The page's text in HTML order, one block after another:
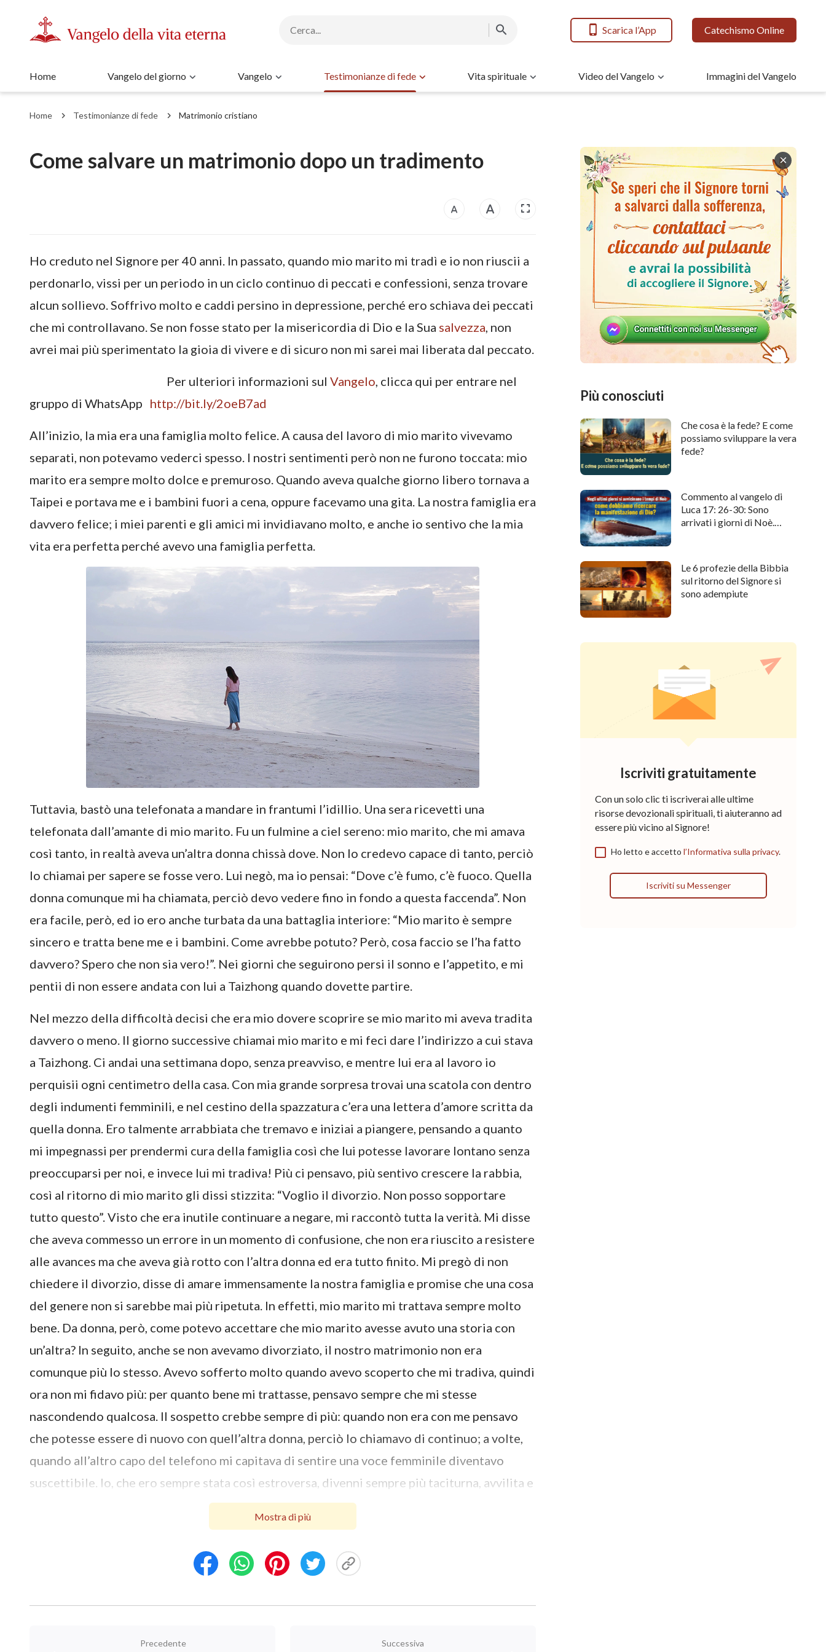
Scarica l’App Catechismo Online
Home Vangelo del giorno Vangelo Testimonianze di fede Vita spirituale Video del Vangelo Immagini del Vangelo
Home Testimonianze di fede Matrimonio cristiano
Come salvare un matrimonio dopo un tradimento
Ho creduto nel Signore per 40 anni. In passato, quando mio marito mi tradì e io non riuscii a
perdonarlo, vissi per un periodo in un ciclo continuo di peccati e confessioni, senza trovare
alcun sollievo. Soffrivo molto e caddi persino in depressione, perché ero schiava dei peccati
che mi controllavano. Se non fosse stato per la misericordia di Dio e la Sua salvezza, non
avrei mai più sperimentato la gioia di vivere e di sicuro non mi sarei mai liberata dal peccato.
Per ulteriori informazioni sul Vangelo, clicca qui per entrare nel
gruppo di WhatsApp http://bit.ly/2oeB7ad
All’inizio, la mia era una famiglia molto felice. A causa del lavoro di mio marito vivevamo
separati, non potevamo vederci spesso. I nostri sentimenti però non ne furono toccata: mio
marito era sempre molto dolce e premuroso. Quando aveva qualche giorno libero tornava a
Taipei e portava me e i bambini fuori a cena, oppure facevamo una gita. La nostra famiglia era
davvero felice; i miei parenti e gli amici mi invidiavano molto, e anche io sentivo che la mia
vita era perfetta perché avevo una famiglia perfetta.
Tuttavia, bastò una telefonata a mandare in frantumi l’idillio. Una sera ricevetti una
telefonata dall’amante di mio marito. Fu un fulmine a ciel sereno: mio marito, che mi amava
così tanto, in realtà aveva un’altra donna chissà dove. Non lo credevo capace di tanto, perciò
lo chiamai per sapere se fosse vero. Lui negò, ma io pensai: “Dove c’è fumo, c’è fuoco. Quella
donna comunque mi ha chiamata, perciò devo vedere fino in fondo a questa faccenda”. Non
era facile, però, ed io ero anche turbata da una battaglia interiore: “Mio marito è sempre
sincero e tratta bene me e i bambini. Come avrebbe potuto? Però, cosa faccio se l’ha fatto
davvero? Spero che non sia vero!”. Nei giorni che seguirono persi il sonno e l’appetito, e mi
pentii di non essere andata con lui a Taizhong quando dovette partire.
Nel mezzo della difficoltà decisi che era mio dovere scoprire se mio marito mi aveva tradita
davvero o meno. Il giorno successive chiamai mio marito e mi feci dare l’indirizzo a cui stava
a Taizhong. Ci andai una settimana dopo, senza preavviso, e mentre lui era al lavoro io
perquisii ogni centimetro della casa. Con mia grande sorpresa trovai una scatola con dentro
degli indumenti femminili, e nel cestino della spazzatura c’era una lettera d’amore scritta da
quella donna. Ero talmente arrabbiata che tremavo e iniziai a piangere, pensando a quanto
mi impegnassi per prendermi cura della famiglia così che lui potesse lavorare lontano senza
preoccuparsi per noi, e invece lui mi tradiva! Più ci pensavo, più sentivo crescere la rabbia,
così al ritorno di mio marito gli dissi stizzita: “Voglio il divorzio. Non posso sopportare
tutto questo”. Visto che era inutile continuare a negare, mi raccontò tutta la verità. Mi disse
che aveva commesso un errore in un momento di confusione, che non era riuscito a resistere
alle avances ma che aveva già rotto con l’altra donna ed era tutto finito. Mi pregò di non
chiedere il divorzio, disse di amare immensamente la nostra famiglia e promise che una cosa
del genere non si sarebbe mai più ripetuta. In effetti, mio marito mi trattava sempre molto
bene. Da donna, però, come potevo accettare che mio marito avesse avuto una storia con
un’altra? In seguito, anche se non avevamo divorziato, il nostro matrimonio non era
comunque più lo stesso. Avevo sofferto molto quando avevo scoperto che mi tradiva, quindi
ora non mi fidavo più: per quanto bene mi trattasse, pensavo sempre che mi stesse
nascondendo qualcosa. Il sospetto crebbe sempre di più: quando non era con me pensavo
che potesse essere di nuovo con quell’altra donna, perciò lo chiamavo di continuo; a volte,
quando all’altro capo del telefono mi capitava di sentire una voce femminile diventavo
suscettibile. Io, che ero sempre stata così estroversa, divenni sempre più taciturna, avvilita e
scoraggiata: non volevo più uscire di casa e non volevo parlare con nessuno. La mia vita era
un’unica, estenuante sofferenza. Quando pensavo a come la mia famiglia fosse andata in
pezzi mi arrabbiavo moltissimo e mi sfogavo con mio marito. Ogni volta che gli urlavo
contro, però, lui poi si avviliva e restava lì in silenzio. Nel vederlo così addolorato e pieno di
riuscivo a controllarmi, men che meno riuscivo a perdonare mio marito.
Mostra di più
Precedente Successiva
Più conosciuti
Che cosa è la fede? E come
possiamo sviluppare la vera
fede?
Commento al vangelo di
Luca 17: 26-30: Sono
arrivati i giorni di Noè.
Le 6 profezie della Bibbia
sul ritorno del Signore si
sono adempiute
Iscriviti gratuitamente
Con un solo clic ti iscriverai alle ultime
risorse devozionali spirituali, ti aiuteranno ad
essere più vicino al Signore!
Ho letto e accetto l’Informativa sulla privacy.
Iscriviti su Messenger